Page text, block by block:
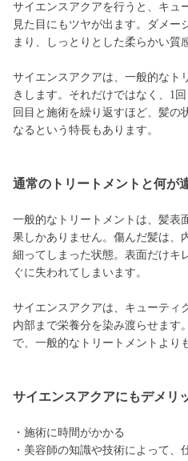
サイエンスアクアを行うと、キュ
見た目にもツヤが出ます。ダメー
まり、しっとりとした柔らかい質
サイエンスアクアは、一般的なト
きします。それだけではなく、1
回目と施術を繰り返すほど、髪の
なるという特長もあります。
通常のトリートメントと何が
一般的なトリートメントは、髪表
果しかありません。傷んだ髪は、
細ってしまった状態。表面だけキ
ぐに失われてしまいます。
サイエンスアクアは、キューティ
内部まで栄養分を染み渡らせます
で、一般的なトリートメントより
サイエンスアクアにもデメリ
・施術に時間がかかる
・美容師の知識や技術によって、